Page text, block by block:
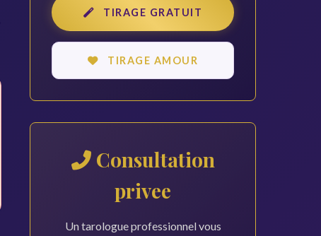
TIRAGE GRATUIT
TIRAGE AMOUR
Consultation
privee
Un tarologue professionnel vous